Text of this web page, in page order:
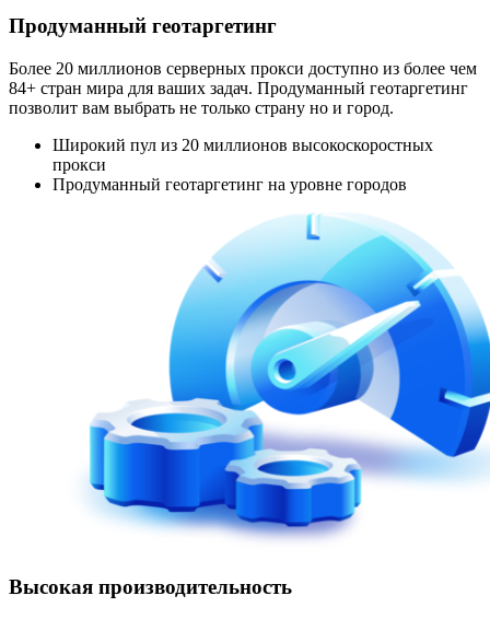
Продуманный геотаргетинг
Более 20 миллионов серверных прокси доступно из более чем
84+ стран мира для ваших задач. Продуманный геотаргетинг
позволит вам выбрать не только страну но и город.
Широкий пул из 20 миллионов высокоскоростных
прокси
Продуманный геотаргетинг на уровне городов
Высокая производительность